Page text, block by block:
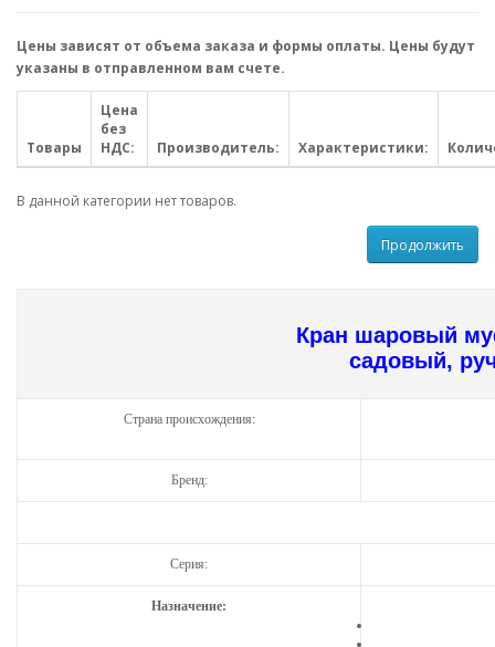
Цены зависят от объема заказа и формы оплаты. Цены будут
указаны в отправленном вам счете.
Товары
Цена
без
НДС:
Производитель: Характеристики:
В данной категории нет товаров.
Продолжить
Кран шаровый
садовый,
Страна происхождения:
Бренд:
Серия:
Назначение: